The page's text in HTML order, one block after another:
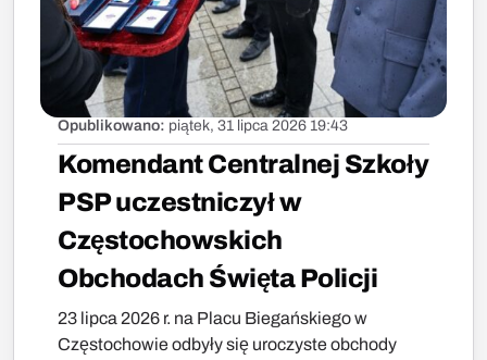
Opublikowano: piątek, 31 lipca 2026 19:43
Komendant Centralnej Szkoły
PSP uczestniczył w
Częstochowskich
Obchodach Święta Policji
23 lipca 2026 r. na Placu Biegańskiego w
Częstochowie odbyły się uroczyste obchody